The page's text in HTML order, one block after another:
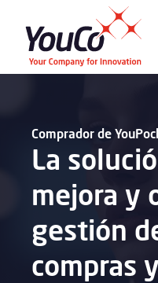
La
mejora y
gestión
compras
Comprador de